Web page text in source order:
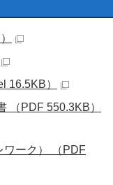
16.5KB）
PDF 550.3KB）
ーク） （PDF